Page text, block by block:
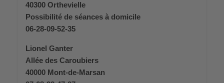
40300 Orthevielle
Possibilité de séances à domicile
06-28-09-52-35
Lionel Ganter
Allée des Caroubiers
40000 Mont-de-Marsan